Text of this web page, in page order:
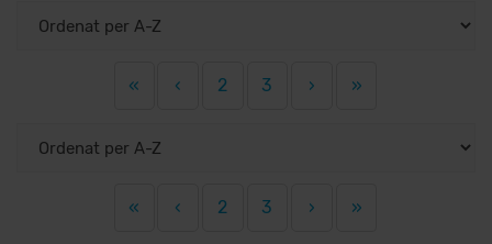
« ‹ 2 3 › »
« ‹ 2 3 › »